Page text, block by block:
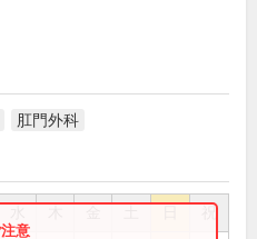
肛門外科
祝